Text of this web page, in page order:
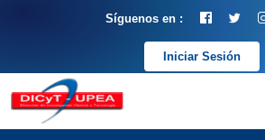
Síguenos en :
Iniciar Sesión